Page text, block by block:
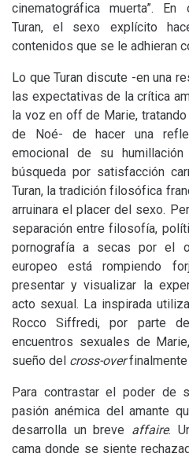
cinematográfica muerta”. En
Turan, el sexo explícito
contenidos que se le adhieran
Lo que Turan discute -en una
las expectativas de la crítica
la voz en off de Marie,
de Noé- de hacer una
emocional de su
búsqueda por satisfacción
Turan, la tradición filosófica
arruinara el placer del sexo.
separación entre filosofía,
pornografía a secas por el
europeo está rompiendo
presentar y visualizar la
acto sexual. La inspirada
Rocco Siffredi, por parte
encuentros sexuales de
sueño del cross-overfinalmente
Para contrastar el poder de
pasión anémica del amante
desarrolla un breve affaire.
cama donde se siente